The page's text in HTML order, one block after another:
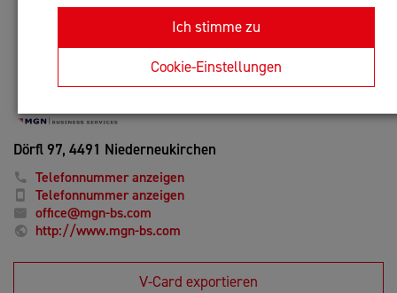
Ich stimme zu
Cookie-Einstellungen
Unternehmensberatung
Anfrage oder Rückruf
Dörfl 97, 4491 Niederneukirchen
Telefonnummer anzeigen
Telefonnummer anzeigen
office@mgn-bs.com
http://www.mgn-bs.com
V-Card exportieren